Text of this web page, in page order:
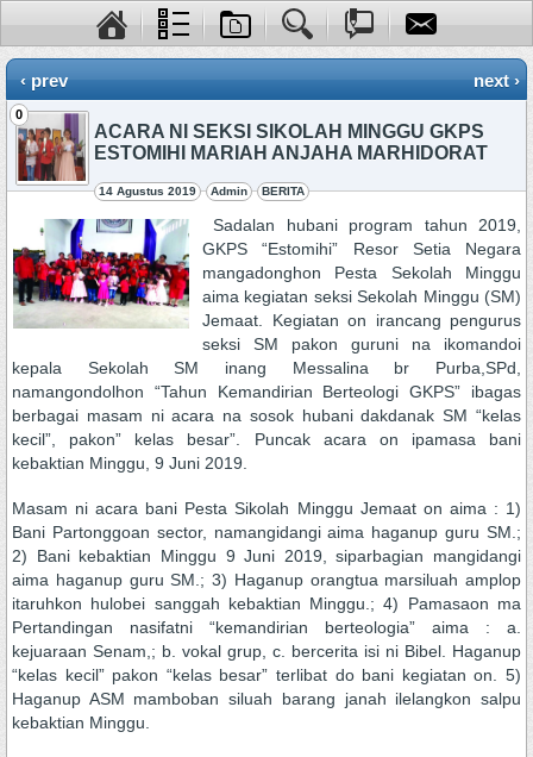
‹ prev next ›
0
ACARA NI SEKSI SIKOLAH MINGGU GKPS
ESTOMIHI MARIAH ANJAHA MARHIDORAT
14 Agustus 2019 Admin BERITA
Sadalan hubani program tahun 2019,
GKPS “Estomihi” Resor Setia Negara
mangadonghon Pesta Sekolah Minggu
aima kegiatan seksi Sekolah Minggu (SM)
Jemaat. Kegiatan on irancang pengurus
seksi SM pakon guruni na ikomandoi
kepala Sekolah SM inang Messalina br Purba,SPd,
namangondolhon “Tahun Kemandirian Berteologi GKPS” ibagas
berbagai masam ni acara na sosok hubani dakdanak SM “kelas
kecil”, pakon” kelas besar”. Puncak acara on ipamasa bani
kebaktian Minggu, 9 Juni 2019.
Masam ni acara bani Pesta Sikolah Minggu Jemaat on aima : 1)
Bani Partonggoan sector, namangidangi aima haganup guru SM.;
2) Bani kebaktian Minggu 9 Juni 2019, siparbagian mangidangi
aima haganup guru SM.; 3) Haganup orangtua marsiluah amplop
itaruhkon hulobei sanggah kebaktian Minggu.; 4) Pamasaon ma
Pertandingan nasifatni “kemandirian berteologia” aima : a.
kejuaraan Senam,; b. vokal grup, c. bercerita isi ni Bibel. Haganup
“kelas kecil” pakon “kelas besar” terlibat do bani kegiatan on. 5)
Haganup ASM mamboban siluah barang janah ilelangkon salpu
kebaktian Minggu.